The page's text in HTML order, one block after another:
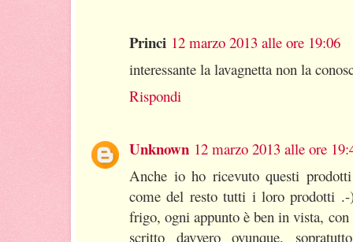
Princi 12 marzo 2013 alle ore 19:06
interessante la lavagnetta non la
Rispondi
Unknown 12 marzo 2013 alle ore
Anche io ho ricevuto questi
come del resto tutti i loro prodotti
frigo, ogni appunto è ben in vista,
scritto davvero ovunque,